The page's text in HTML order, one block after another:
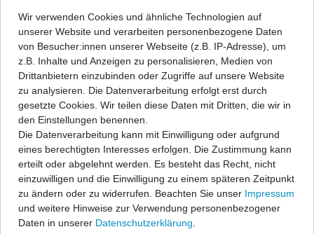
Wunschliste
* inkl. ges. MwSt. zzgl. Versandkosten
Beschreibung
Technische Daten
Angaben Produktsicherheit
Wir verwenden Cookies und ähnliche Technologien auf
unserer Website und verarbeiten personenbezogene Daten
von Besucher:innen unserer Webseite (z.B. IP-Adresse), um
z.B. Inhalte und Anzeigen zu personalisieren, Medien von
Drittanbietern einzubinden oder Zugriffe auf unsere Website
zu analysieren. Die Datenverarbeitung erfolgt erst durch
gesetzte Cookies. Wir teilen diese Daten mit Dritten, die wir in
den Einstellungen benennen.
Die Datenverarbeitung kann mit Einwilligung oder aufgrund
eines berechtigten Interesses erfolgen. Die Zustimmung kann
erteilt oder abgelehnt werden. Es besteht das Recht, nicht
einzuwilligen und die Einwilligung zu einem späteren Zeitpunkt
zu ändern oder zu widerrufen. Beachten Sie unser Impressum
und weitere Hinweise zur Verwendung personenbezogener
Daten in unserer Daten­schutz­erklärung